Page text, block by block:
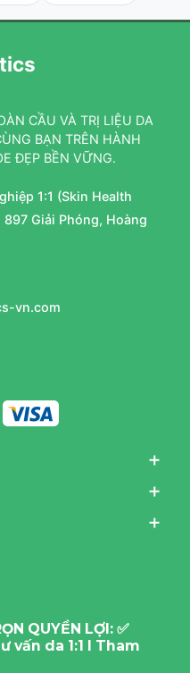
CẦU VÀ TRỊ LIỆU DA
BẠN TRÊN HÀNH
ĐẸP BỀN VỮNG.
1:1 (Skin Health
Giải Phóng, Hoàng
vn.com
QUYỀN LỢI: ✅
vấn da 1:1 I Tham